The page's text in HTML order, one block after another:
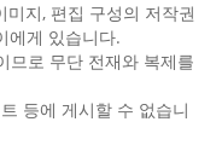
지, 편집 구성의 저작권
에게 있습니다.
므로 무단 전재와 복제를
등에 게시할 수 없습니